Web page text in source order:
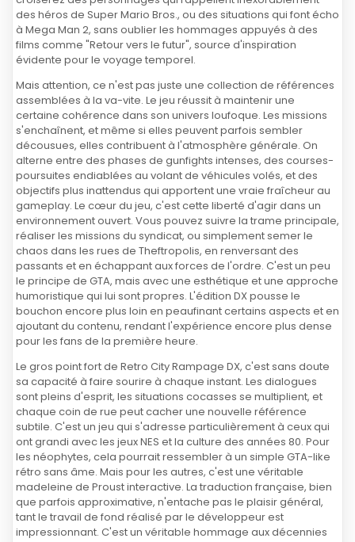
des héros de Super Mario Bros., ou des situations qui font écho
à Mega Man 2, sans oublier les hommages appuyés à des
films comme "Retour vers le futur", source d'inspiration
évidente pour le voyage temporel.
Mais attention, ce n'est pas juste une collection de références
assemblées à la va-vite. Le jeu réussit à maintenir une
certaine cohérence dans son univers loufoque. Les missions
s'enchaînent, et même si elles peuvent parfois sembler
décousues, elles contribuent à l'atmosphère générale. On
alterne entre des phases de gunfights intenses, des courses-
poursuites endiablées au volant de véhicules volés, et des
objectifs plus inattendus qui apportent une vraie fraîcheur au
gameplay. Le cœur du jeu, c'est cette liberté d'agir dans un
environnement ouvert. Vous pouvez suivre la trame principale,
réaliser les missions du syndicat, ou simplement semer le
chaos dans les rues de Theftropolis, en renversant des
passants et en échappant aux forces de l'ordre. C'est un peu
le principe de GTA, mais avec une esthétique et une approche
humoristique qui lui sont propres. L'édition DX pousse le
bouchon encore plus loin en peaufinant certains aspects et en
ajoutant du contenu, rendant l'expérience encore plus dense
pour les fans de la première heure.
Le gros point fort de Retro City Rampage DX, c'est sans doute
sa capacité à faire sourire à chaque instant. Les dialogues
sont pleins d'esprit, les situations cocasses se multiplient, et
chaque coin de rue peut cacher une nouvelle référence
subtile. C'est un jeu qui s'adresse particulièrement à ceux qui
ont grandi avec les jeux NES et la culture des années 80. Pour
les néophytes, cela pourrait ressembler à un simple GTA-like
rétro sans âme. Mais pour les autres, c'est une véritable
madeleine de Proust interactive. La traduction française, bien
que parfois approximative, n'entache pas le plaisir général,
tant le travail de fond réalisé par le développeur est
impressionnant. C'est un véritable hommage aux décennies